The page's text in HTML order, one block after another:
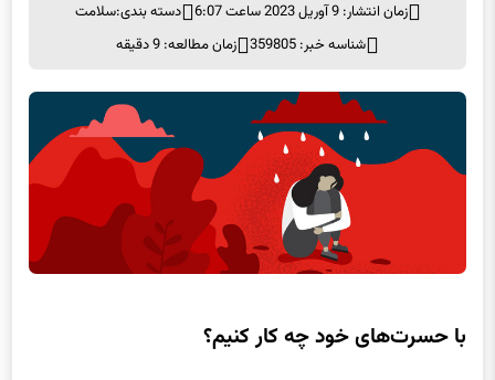
شناسه خبر: 359805
زمان مطالعه: 9 دقیقه
حتما برای خودتان هم پیش آمده که بیشتر از خود